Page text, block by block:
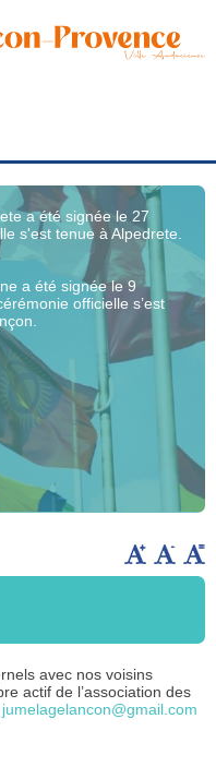
a été signée le 27
s'est tenue à Alpedrete.
a été signée le 9
officielle s’est
avec nos voisins
actif de l’association des
jumelagelancon@gmail.com